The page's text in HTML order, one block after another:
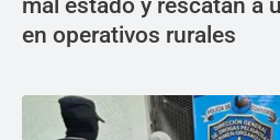
mal estado y rescatan a
en operativos rurales